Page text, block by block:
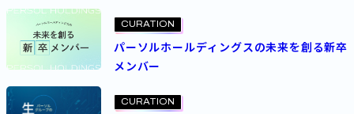
CURATION
パーソルホールディングスの未来を創る新卒
メンバー
CURATION